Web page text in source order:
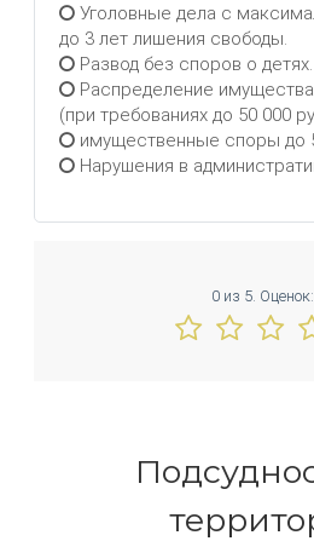
Уголовные дела с
до 3 лет лишения свободы.
Развод без споров о детях.
Распределение
(при требованиях до 50 000
имущественные споры до
Нарушения в
0 из 5. Оценок: